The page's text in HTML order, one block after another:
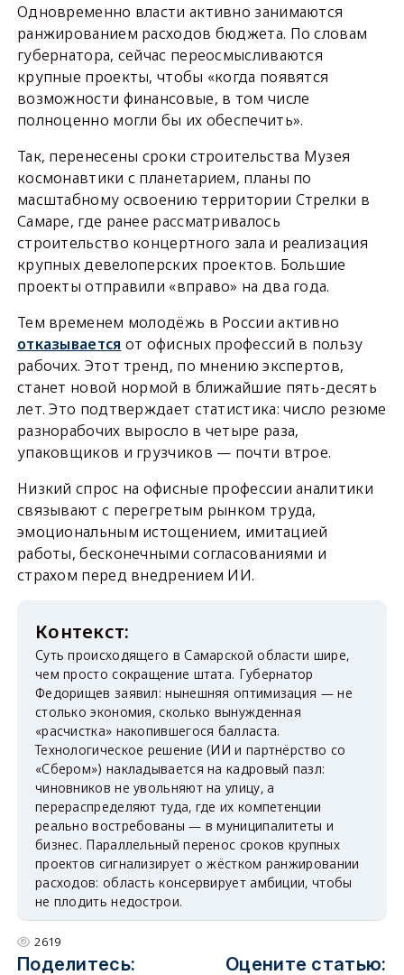
Одновременно власти активно занимаются
ранжированием расходов бюджета. По словам
губернатора, сейчас переосмысливаются
крупные проекты, чтобы «когда появятся
возможности финансовые, в том числе
полноценно могли бы их обеспечить».
Так, перенесены сроки строительства Музея
космонавтики с планетарием, планы по
масштабному освоению территории Стрелки в
Самаре, где ранее рассматривалось
строительство концертного зала и реализация
крупных девелоперских проектов. Большие
проекты отправили «вправо» на два года.
Тем временем молодёжь в России активно
отказывается от офисных профессий в пользу
рабочих. Этот тренд, по мнению экспертов,
станет новой нормой в ближайшие пять-десять
лет. Это подтверждает статистика: число резюме
разнорабочих выросло в четыре раза,
упаковщиков и грузчиков — почти втрое.
Низкий спрос на офисные профессии аналитики
связывают с перегретым рынком труда,
эмоциональным истощением, имитацией
работы, бесконечными согласованиями и
страхом перед внедрением ИИ.
Суть происходящего в Самарской области шире,
чем просто сокращение штата. Губернатор
Федорищев заявил: нынешняя оптимизация — не
столько экономия, сколько вынужденная
«расчистка» накопившегося балласта.
Технологическое решение (ИИ и партнёрство со
«Сбером») накладывается на кадровый пазл:
чиновников не увольняют на улицу, а
перераспределяют туда, где их компетенции
реально востребованы — в муниципалитеты и
бизнес. Параллельный перенос сроков крупных
проектов сигнализирует о жёстком ранжировании
расходов: область консервирует амбиции, чтобы
не плодить недострои.
2619
Поделитесь: Оцените статью: